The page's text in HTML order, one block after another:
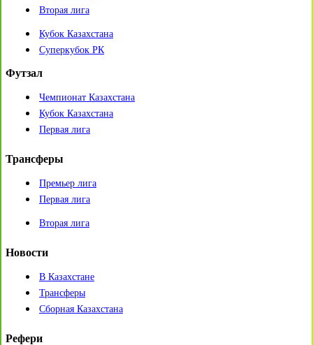
Вторая лига
Кубок Казахстана
Суперкубок РК
Футзал
Чемпионат Казахстана
Кубок Казахстана
Первая лига
Трансферы
Премьер лига
Первая лига
Вторая лига
Новости
В Казахстане
Трансферы
Сборная Казахстана
Рефери